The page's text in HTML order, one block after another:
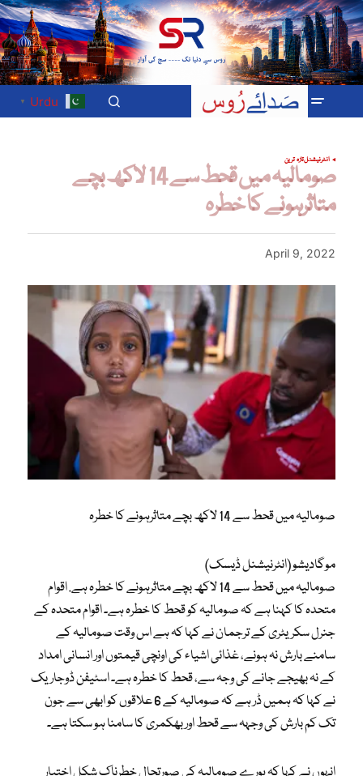
Urdu
▼
انٹرنیشنلتازہ ترین
صومالیہ میں قحط سے 14 لاکھ بچے
متاثرہونے کا خطرہ
April 9, 2022
صومالیہ میں قحط سے 14 لاکھ بچے متاثرہونے کا خطرہ
موگادیشو (انٹرنیشنل ڈیسک)
صومالیہ میں قحط سے 14 لاکھ بچے متاثرہونے کا خطرہ ہے. اقوام
متحدہ کا کہنا ہے کہ صومالیہ کو قحط کا خطرہ ہے۔ اقوام متحدہ کے
جنرل سکریٹری کے ترجمان نے کہا کہ ہے اس وقت صومالیہ کے
سامنے بارش نہ ہونے، غذائی اشیاء کی اونچی قیمتوں اور انسانی امداد
کے نہ بھیجے جانے کی وجہ سے، قحط کا خطرہ ہے۔ اسٹیفن ڈوجاریک
نے کہا کہ ہمیں ڈر ہے کہ صومالیہ کے 6 علاقوں کو ابھی سے جون
تک کم بارش کی وجہہ سے قحط اور بھکمری کا سامنا ہو سکتا ہے۔